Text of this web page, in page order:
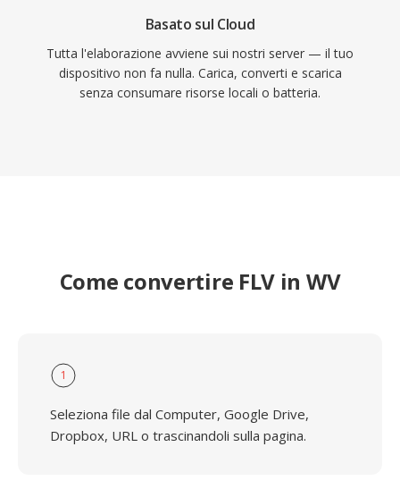
Basato sul Cloud
Tutta l'elaborazione avviene sui nostri server — il tuo
dispositivo non fa nulla. Carica, converti e scarica
senza consumare risorse locali o batteria.
Come convertire FLV in WV
1
Seleziona file dal Computer, Google Drive,
Dropbox, URL o trascinandoli sulla pagina.